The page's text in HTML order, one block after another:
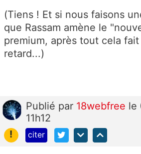
(Tiens ! Et si nous faisons
que Rassam amène le
premium, après tout cela
retard...)
Publié par 18webfree le
11h12
!
citer